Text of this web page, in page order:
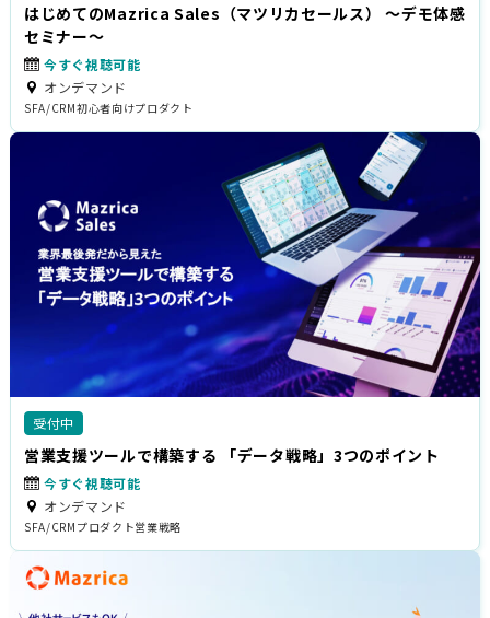
はじめてのMazrica Sales（マツリカセールス） 〜デモ体感
セミナー〜
今すぐ視聴可能
オンデマンド
SFA/CRM初心者向けプロダクト
受付中
営業支援ツールで構築する 「データ戦略」3つのポイント
今すぐ視聴可能
オンデマンド
SFA/CRM プロダクト営業戦略